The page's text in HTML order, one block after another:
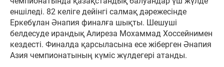
еншіледі. 82 келіге дейінгі салмақ дәрежесінде
Еркебұлан Әнапия финалға шықты. Шешуші
белдесуде ирандық Алиреза Мохаммад Хоссейнимен
кездесті. Финалда қарсыласына есе жіберген Әнапия
Азия чемпионатының күміс жүлдегері атанды.